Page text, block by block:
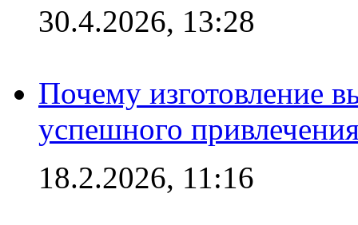
30.4.2026, 13:28
Почему изготовление
успешного
18.2.2026, 11:16